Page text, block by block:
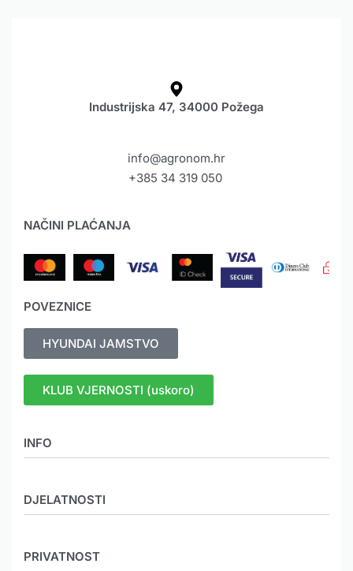
Industrijska 47, 34000 Požega
info@agronom.hr
+385 34 319 050
DJELATNOSTI
KOOPERACIJA
PRIVATNOST
INFO
Novosti
Galerija
NAČINI PLAĆANJA
POVEZNICE
HYUNDAI JAMSTVO
KLUB VJERNOSTI (uskoro)